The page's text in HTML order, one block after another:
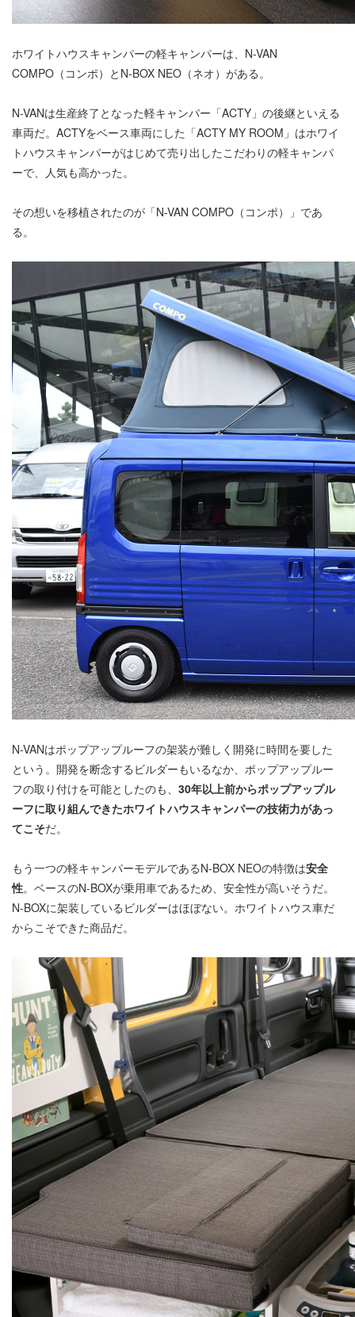
ホワイトハウスキャンパーの軽キャンパーは、N-VAN
COMPO（コンポ）とN-BOX NEO（ネオ）がある。
N-VANは生産終了となった軽キャンパー「ACTY」の後継といえる
車両だ。ACTYをベース車両にした「ACTY MY ROOM」はホワイ
トハウスキャンパーがはじめて売り出したこだわりの軽キャンパ
ーで、人気も高かった。
その想いを移植されたのが「N-VAN COMPO（コンポ）」であ
る。
N-VANはポップアップルーフの架装が難しく開発に時間を要した
という。開発を断念するビルダーもいるなか、ポップアップルー
フの取り付けを可能としたのも、 30年以上前からポップアップル
ーフに取り組んできたホワイトハウスキャンパーの技術力があっ
てこそだ。
もう一つの軽キャンパーモデルであるN-BOX NEOの特徴は安全
性。ベースのN-BOXが乗用車であるため、安全性が高いそうだ。
N-BOXに架装しているビルダーはほぼない。ホワイトハウス車だ
からこそできた商品だ。